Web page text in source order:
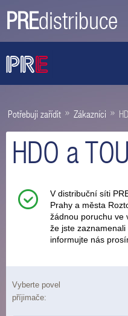
PREdistribuce
Potřebuji zařídit » Zákazníci »
HDO a
V distribuční síti
Prahy a města
žádnou poruchu ve
že jste
informujte nás
Vyberte povel
příjimače: